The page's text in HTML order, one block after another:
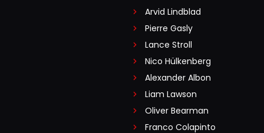
Arvid Lindblad
Pierre Gasly
Lance Stroll
Nico Hülkenberg
Alexander Albon
Liam Lawson
Oliver Bearman
Franco Colapinto